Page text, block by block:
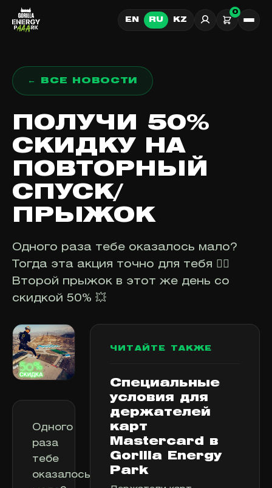
EN RU KZ
Вход
0
← ВСЕ НОВОСТИ
ПОЛУЧИ 50%
СКИДКУ НА
ПОВТОРНЫЙ
СПУСК/
ПРЫЖОК
Одного раза тебе оказалось мало?
Тогда эта акция точно для тебя ✌🏻
Второй прыжок в этот же день со
скидкой 50% 💥
Одного
раза
тебе
оказалось
ЧИТАЙТЕ ТАКЖЕ
Специальные
условия для
держателей
карт
Mastercard в
Gorilla Energy
Park